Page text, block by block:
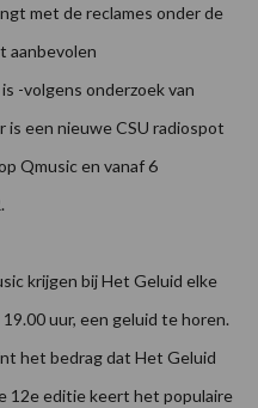
met de reclames onder de
aanbevolen
-volgens onderzoek van
een nieuwe CSU radiospot
Qmusic en vanaf 6
krijgen bij Het Geluid elke
uur, een geluid te horen.
het bedrag dat Het Geluid
12e editie keert het populaire